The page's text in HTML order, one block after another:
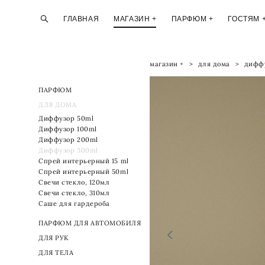
ГЛАВНАЯ МАГАЗИН + ПАРФЮМ + ГОСТЯМ
ГЛАВНАЯ МАГАЗИН + ПАРФЮМ + ГОСТЯМ
ПАРФЮМ
ДЛЯ ДОМА
Диффузор 50ml
Диффузор 100ml
Диффузор 200ml
Диффузор 300ml
Спрей интерьерный 15 ml
Спрей интерьерный 50ml
Свечи стекло, 120мл
Свечи стекло, 310мл
Саше для гардероба
ПАРФЮМ ДЛЯ АВТОМОБИЛЯ
ДЛЯ РУК
ДЛЯ ТЕЛА
магазин + > для дома >